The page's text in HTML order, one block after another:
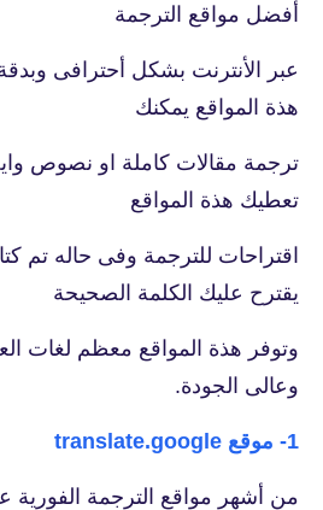
أفضل مواقع الترجمة
عبر الأنترنت بشكل أحترافى
هذة المواقع يمكنك
ترجمة مقالات كاملة او نصوص
تعطيك هذة المواقع
اقتراحات للترجمة وفى حاله تم
يقترح عليك الكلمة الصحيحة
وتوفر هذة المواقع معظم لغات
وعالى الجودة.
1- موقع translate.google
من أشهر مواقع الترجمة الفورية